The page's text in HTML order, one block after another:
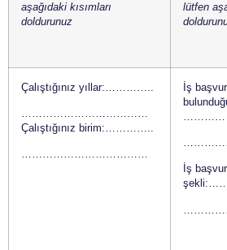
aşağıdaki kısımları
doldurunuz
lütfen
Çalıştığınız yıllar:…………..
………………………………
Çalıştığınız birim:…………..
………………………………
İş
İş